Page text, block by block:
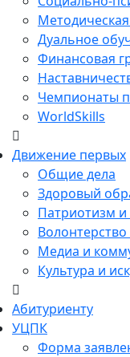
Дуальное
Финансовая
Чемпионаты
WorldSkills
Движение первых
Общие дела
Здоровый
Патриотизм и
Медиа и
Культура и
Абитуриенту
УЦПК
Форма